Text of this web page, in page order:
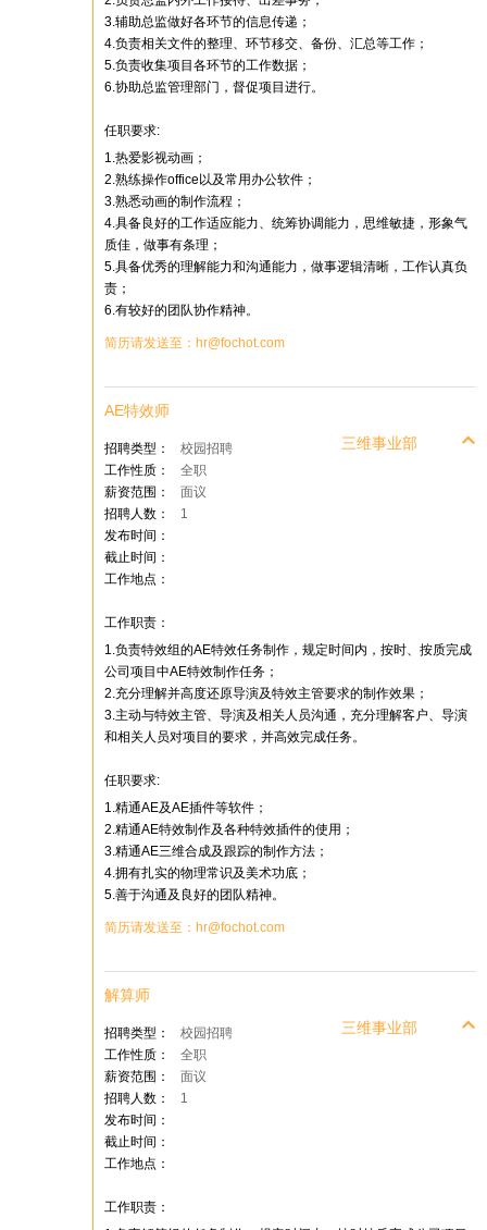
3.辅助总监做好各环节的信息传递；
4.负责相关文件的整理、环节移交、备份、汇总等工作；
5.负责收集项目各环节的工作数据；
6.协助总监管理部门，督促项目进行。
任职要求:
1.热爱影视动画；
2.熟练操作office以及常用办公软件；
3.熟悉动画的制作流程；
4.具备良好的工作适应能力、统筹协调能力，思维敏捷，形象气
质佳，做事有条理；
5.具备优秀的理解能力和沟通能力，做事逻辑清晰，工作认真负
责；
6.有较好的团队协作精神。
简历请发送至：hr@fochot.com
AE特效师
三维事业部
招聘类型：
校园招聘
工作性质：
全职
薪资范围：
面议
招聘人数：
1
发布时间：
截止时间：
工作地点：
工作职责：
1.负责特效组的AE特效任务制作，规定时间内，按时、按质完成
公司项目中AE特效制作任务；
2.充分理解并高度还原导演及特效主管要求的制作效果；
3.主动与特效主管、导演及相关人员沟通，充分理解客户、导演
和相关人员对项目的要求，并高效完成任务。
任职要求:
1.精通AE及AE插件等软件；
2.精通AE特效制作及各种特效插件的使用；
3.精通AE三维合成及跟踪的制作方法；
4.拥有扎实的物理常识及美术功底；
5.善于沟通及良好的团队精神。
简历请发送至：hr@fochot.com
解算师
三维事业部
招聘类型：
校园招聘
工作性质：
全职
薪资范围：
面议
招聘人数：
1
发布时间：
截止时间：
工作地点：
工作职责：